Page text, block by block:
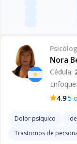
Nora
Cédula:
Enfoque:
4.9·5
Dolor psíquico
Trastornos de